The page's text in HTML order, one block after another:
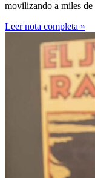
movilizando a miles de
Leer nota completa »